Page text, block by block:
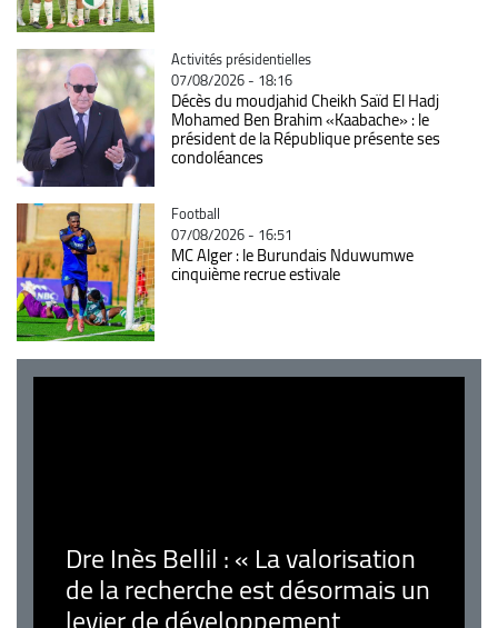
Catégorie
Activités présidentielles
07/08/2026 - 18:16
Décès du moudjahid Cheikh Saïd El Hadj
Mohamed Ben Brahim «Kaabache» : le
président de la République présente ses
condoléances
Catégorie
Football
07/08/2026 - 16:51
MC Alger : le Burundais Nduwumwe
cinquième recrue estivale
Dre Inès Bellil : « La valorisation
de la recherche est désormais un